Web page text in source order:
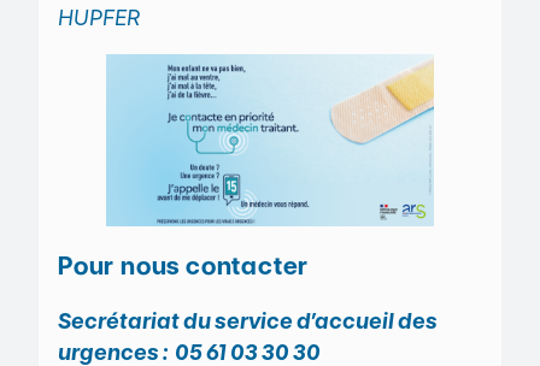
HUPFER
Pour nous contacter
Secrétariat du service d’accueil des
urgences : 05 61 03 30 30